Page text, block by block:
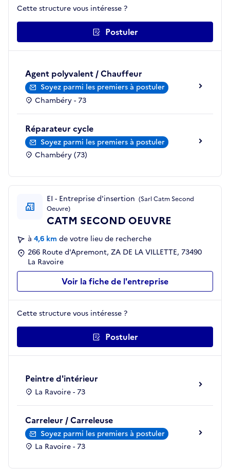
Cette structure vous intéresse ?
Postuler
Agent polyvalent / Chauffeur
Soyez parmi les premiers à postuler
Chambéry - 73
Réparateur cycle
Soyez parmi les premiers à postuler
Chambéry (73)
EI - Entreprise d'insertion (Sarl Catm Second
Oeuvre)
CATM SECOND OEUVRE
à 4,6 km de votre lieu de recherche
266 Route d'Apremont, ZA DE LA VILLETTE, 73490
La Ravoire
Voir la fiche de l'entreprise
Cette structure vous intéresse ?
Postuler
Peintre d'intérieur
La Ravoire - 73
Carreleur / Carreleuse
Soyez parmi les premiers à postuler
La Ravoire - 73